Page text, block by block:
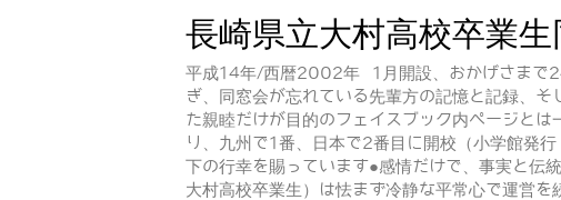
長崎県立大村高校卒業生
平成14年/西暦2002年 1月開設、おかげさまで
ぎ、同窓会が忘れている先輩方の記憶と記録、
た親睦だけが目的のフェイスブック内ページと
り、九州で1番、日本で2番目に開校（小学館発
下の行幸を賜っています●感情だけで、事実と伝
大村高校卒業生）は怯まず冷静な平常心で運営